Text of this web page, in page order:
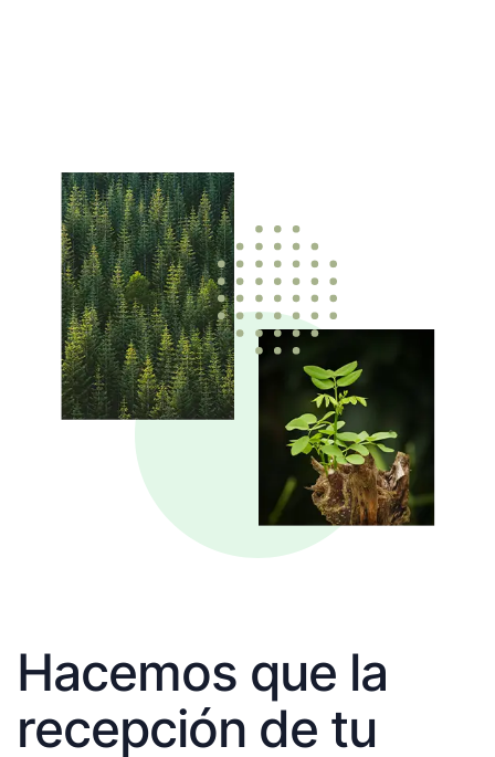
Hacemos que la
recepción de tu